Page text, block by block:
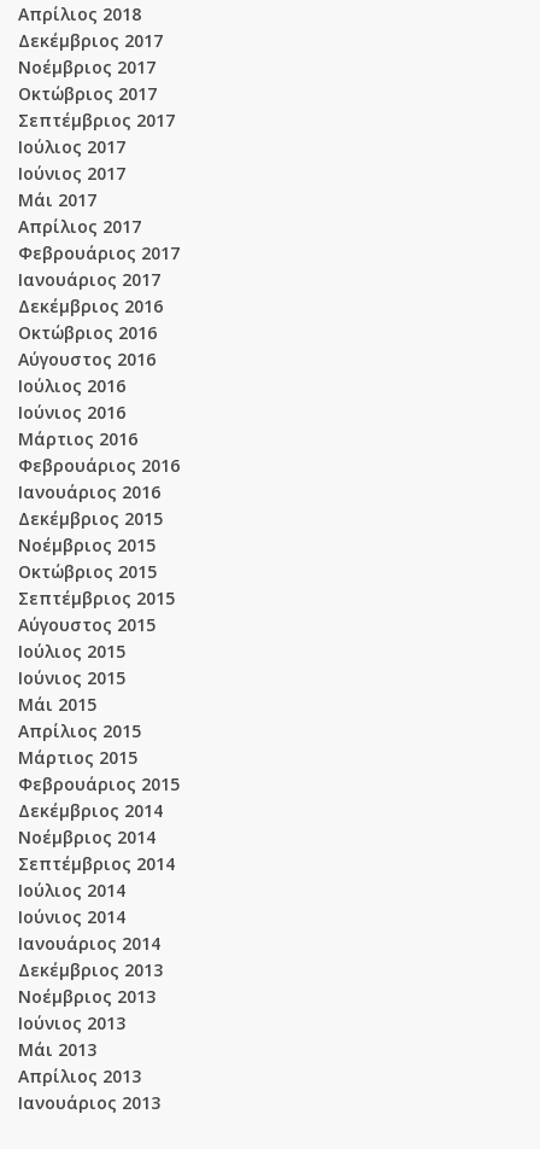
Απρίλιος 2018
Δεκέμβριος 2017
Νοέμβριος 2017
Οκτώβριος 2017
Σεπτέμβριος 2017
Ιούλιος 2017
Ιούνιος 2017
Μάι 2017
Απρίλιος 2017
Φεβρουάριος 2017
Ιανουάριος 2017
Δεκέμβριος 2016
Οκτώβριος 2016
Αύγουστος 2016
Ιούλιος 2016
Ιούνιος 2016
Μάρτιος 2016
Φεβρουάριος 2016
Ιανουάριος 2016
Δεκέμβριος 2015
Νοέμβριος 2015
Οκτώβριος 2015
Σεπτέμβριος 2015
Αύγουστος 2015
Ιούλιος 2015
Ιούνιος 2015
Μάι 2015
Απρίλιος 2015
Μάρτιος 2015
Φεβρουάριος 2015
Δεκέμβριος 2014
Νοέμβριος 2014
Σεπτέμβριος 2014
Ιούλιος 2014
Ιούνιος 2014
Ιανουάριος 2014
Δεκέμβριος 2013
Νοέμβριος 2013
Ιούνιος 2013
Μάι 2013
Απρίλιος 2013
Ιανουάριος 2013